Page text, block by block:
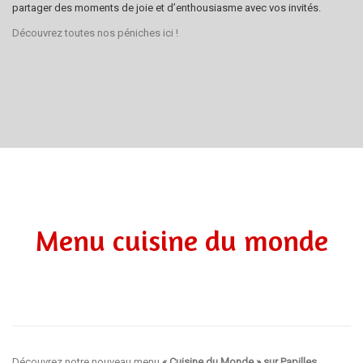
partager des moments de joie et d’enthousiasme avec vos invités.
Découvrez toutes nos péniches ici !
Menu cuisine du monde